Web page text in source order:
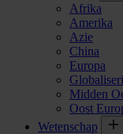
Afrika
Amerika
Azie
China
Europa
Midden
Oost
Wetenschap